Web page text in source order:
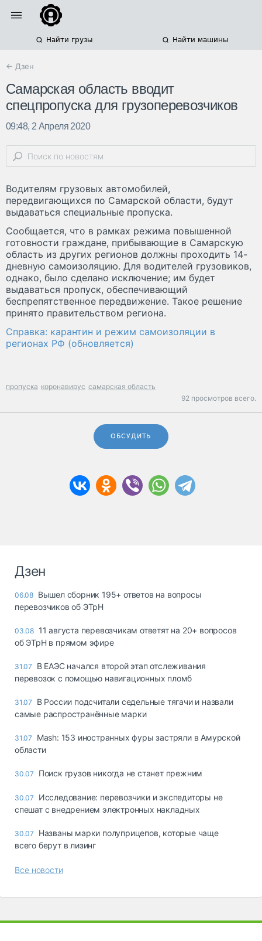
Найти грузы Найти машины
← Дзен
Самарская область вводит
спецпропуска для грузоперевозчиков
09:48, 2 Апреля 2020
Водителям грузовых автомобилей,
передвигающихся по Самарской области, будут
выдаваться специальные пропуска.
Сообщается, что в рамках режима повышенной
готовности граждане, прибывающие в Самарскую
область из других регионов должны проходить 14-
дневную самоизоляцию. Для водителей грузовиков,
однако, было сделано исключение; им будет
выдаваться пропуск, обеспечивающий
беспрепятственное передвижение. Такое решение
принято правительством региона.
Справка: карантин и режим самоизоляции в
регионах РФ (обновляется)
пропуска коронавирус самарская область
92 просмотров всего.
ОБСУДИТЬ
Дзен
06.08 Вышел сборник 195+ ответов на вопросы
перевозчиков об ЭТрН
03.08 11 августа перевозчикам ответят на 20+ вопросов
об ЭТрН в прямом эфире
31.07
В ЕАЭС начался второй этап отслеживания
перевозок с помощью навигационных пломб
31.07
В России подсчитали седельные тягачи и назвали
самые распространённые марки
31.07
Mash: 153 иностранных фуры застряли в Амурской
области
30.07 Поиск грузов никогда не станет прежним
30.07
Исследование: перевозчики и экспедиторы не
спешат с внедрением электронных накладных
30.07
Названы марки полуприцепов, которые чаще
всего берут в лизинг
Все новости